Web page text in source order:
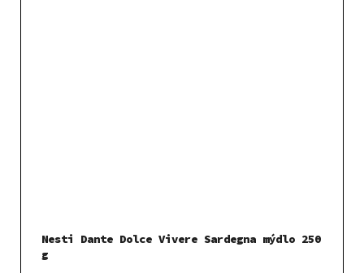
Nesti Dante Dolce Vivere Sardegna mýdlo 250
g